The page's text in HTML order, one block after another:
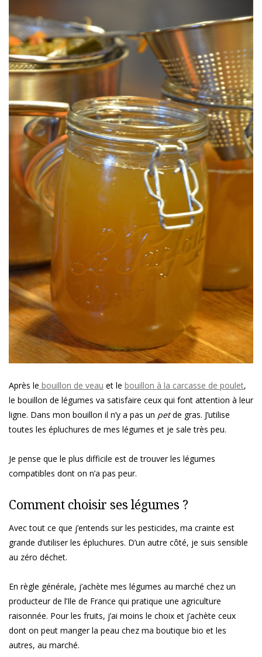
Après le bouillon de veau et le bouillon à la carcasse de poulet,
le bouillon de légumes va satisfaire ceux qui font attention à leur
ligne. Dans mon bouillon il n’y a pas un petde gras. J’utilise
toutes les épluchures de mes légumes et je sale très peu.
Je pense que le plus difficile est de trouver les légumes
compatibles dont on n’a pas peur.
Comment choisir ses légumes ?
Avec tout ce que j’entends sur les pesticides, ma crainte est
grande d’utiliser les épluchures. D’un autre côté, je suis sensible
au zéro déchet.
En règle générale, j’achète mes légumes au marché chez un
producteur de l’Ile de France qui pratique une agriculture
raisonnée. Pour les fruits, j’ai moins le choix et j’achète ceux
dont on peut manger la peau chez ma boutique bio et les
autres, au marché.